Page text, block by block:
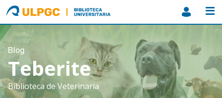
ULPGC
Biblioteca
ULPGC
Blog
Teberite
Biblioteca de Veterinaria